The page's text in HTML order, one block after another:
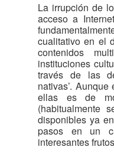
La irrupción de
acceso a
cualitativo en el
contenidos
instituciones
través de las
nativas’.
ellas es de
(habitualmente
disponibles ya
pasos en un
interesantes